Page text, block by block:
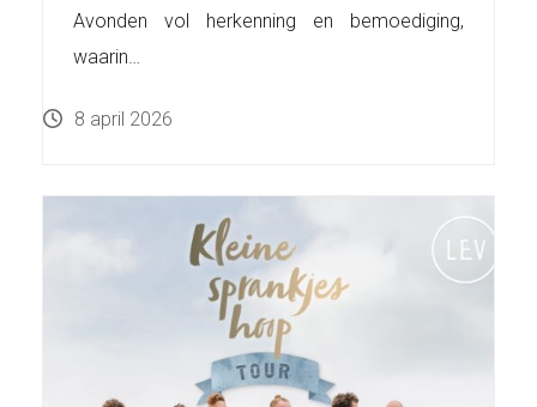
Avonden vol herkenning en bemoediging,
waarin…
8 april 2026